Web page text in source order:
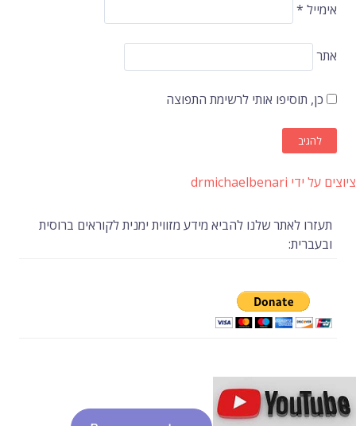
אימייל *
אתר
כן, תוסיפו אותי לרשימת התפוצה
ציוצים על ידי drmichaelbenari
תעזרו לאתר שלנו להביא מידע מזווית ימנית לקוראים ברוסית
ובעברית: